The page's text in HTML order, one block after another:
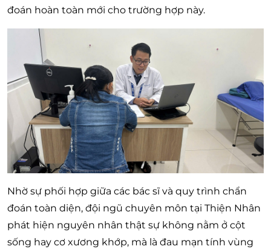
đoán hoàn toàn mới cho trường hợp này.
Nhờ sự phối hợp giữa các bác sĩ và quy trình chẩn
đoán toàn diện, đội ngũ chuyên môn tại Thiện Nhân
phát hiện nguyên nhân thật sự không nằm ở cột
sống hay cơ xương khớp, mà là đau mạn tính vùng